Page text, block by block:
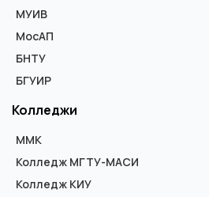
МУИВ
МосАП
БНТУ
БГУИР
Колледжи
ММК
Колледж МГТУ-МАСИ
Колледж КИУ